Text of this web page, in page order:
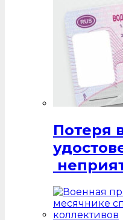
Потеря